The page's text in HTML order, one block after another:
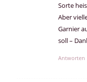
Sorte
Aber
Garnier
soll –
Antworten